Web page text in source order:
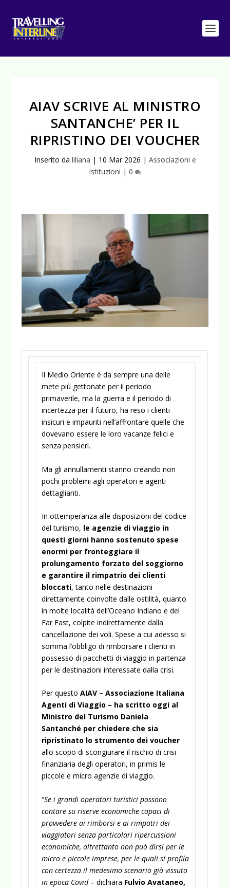
AIAV SCRIVE AL MINISTRO
SANTANCHE’ PER IL
RIPRISTINO DEI VOUCHER
Inserito da liliana | 10 Mar 2026 | Associazioni e
Istituzioni | 0
Il Medio Oriente è da sempre una delle
mete più gettonate per il periodo
primaverile, ma la guerra e il periodo di
incertezza per il futuro, ha reso i clienti
insicuri e impauriti nell’affrontare quelle che
dovevano essere le loro vacanze felici e
senza pensieri.
Ma gli annullamenti stanno creando non
pochi problemi agli operatori e agenti
dettaglianti.
In ottemperanza alle disposizioni del codice
del turismo, le agenzie di viaggio in
questi giorni hanno sostenuto spese
enormi per fronteggiare il
prolungamento forzato del soggiorno
e garantire il rimpatrio dei clienti
bloccati, tanto nelle destinazioni
direttamente coinvolte dalle ostilità, quanto
in molte località dell’Oceano Indiano e del
Far East, colpite indirettamente dalla
cancellazione dei voli. Spese a cui adesso si
somma l’obbligo di rimborsare i clienti in
possesso di pacchetti di viaggio in partenza
per le destinazioni interessate dalla crisi.
Per questoAIAV – Associazione Italiana
Agenti di Viaggio – ha scritto oggi al
Ministro del Turismo Daniela
Santanché per chiedere che sia
ripristinato lo strumento dei voucher
allo scopo di scongiurare il rischio di crisi
finanziaria degli operatori, in primis le
piccole e micro agenzie di viaggio.
“Se i grandi operatori turistici possono
contare su riserve economiche capaci di
provvedere ai rimborsi e ai rimpatri dei
viaggiatori senza particolari ripercussioni
economiche, altrettanto non può dirsi per le
micro e piccole imprese, per le quali si profila
con certezza il medesimo scenario già vissuto
in epoca Covid– dichiara Fulvio Avataneo,